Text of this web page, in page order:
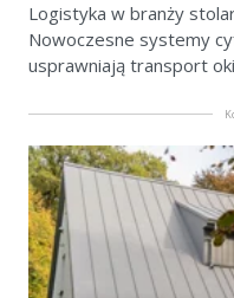
Logistyka w branży
Nowoczesne systemy
usprawniają transport